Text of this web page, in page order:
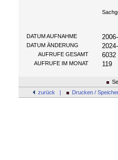
DATUM AUFNAHME
DATUM ÄNDERUNG
AUFRUFE GESAMT 6032
AUFRUFE IM MONAT 119
zurück |
Drucken /